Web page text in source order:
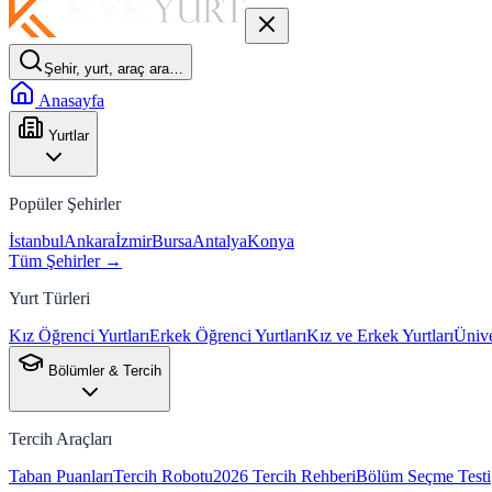
Şehir, yurt, araç ara…
Anasayfa
Yurtlar
Popüler Şehirler
İstanbulAnkaraİzmirBursaAntalyaKonya
Tüm Şehirler →
Yurt Türleri
Kız Öğrenci YurtlarıErkek Öğrenci YurtlarıKız ve Erkek Yurtları
Bölümler & Tercih
Tercih Araçları
Taban PuanlarıTercih Robotu2026 Tercih RehberiBölüm Seçme Testi